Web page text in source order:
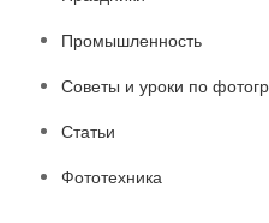
Промышленность
Советы и уроки по
Статьи
Фототехника